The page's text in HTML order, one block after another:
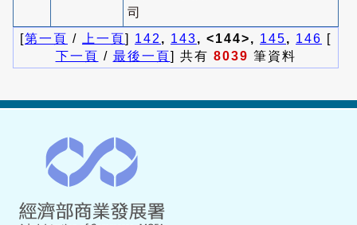
司
[第一頁 / 上一頁] 142 , 143, <144>, 145, 146 [
下一頁 / 最後一頁] 共有 8039 筆資料